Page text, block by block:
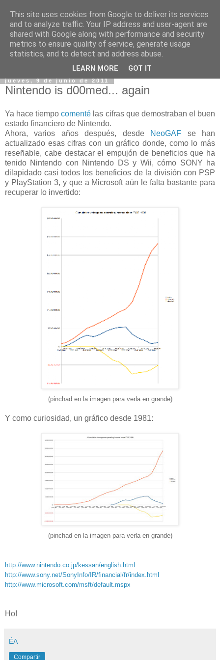
jueves, 9 de junio de 2011
Nintendo is d00med... again
Ya hace tiempocomenté las cifras que demostraban el buen
estado financiero de Nintendo.
Ahora, varios años después, desde
NeoGAF se han
actualizado esas cifras con un gráfico donde, como lo más
reseñable, cabe destacar el empujón de beneficios que ha
tenido Nintendo con Nintendo DS y Wii, cómo SONY ha
dilapidado casi todos los beneficios de la división con PSP
y PlayStation 3, y que a Microsoft aún le falta bastante para
recuperar lo invertido:
(pinchad en la imagen para verla en grande)
Y como curiosidad, un gráfico desde 1981:
(pinchad en la imagen para verla en grande)
http://www.nintendo.co.jp/kessan/english.html
http://www.sony.net/SonyInfo/IR/financial/fr/index.html
http://www.microsoft.com/msft/default.mspx
Ho!
ÉA
Compartir
This site uses cookies from Google to deliver its services
and to analyze traffic. Your IP address and user-agent are
shared with Google along with performance and security
metrics to ensure quality of service, generate usage
statistics, and to detect and address abuse.
LEARN MORE GOT IT